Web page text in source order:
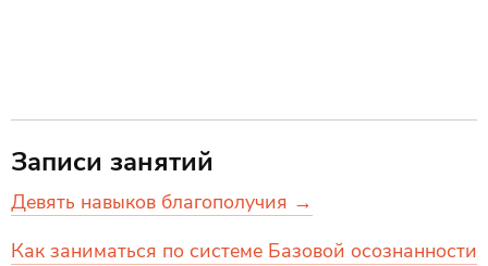
Записи занятий
Девять навыков благополучия →
Как заниматься по системе Базовой осознанности